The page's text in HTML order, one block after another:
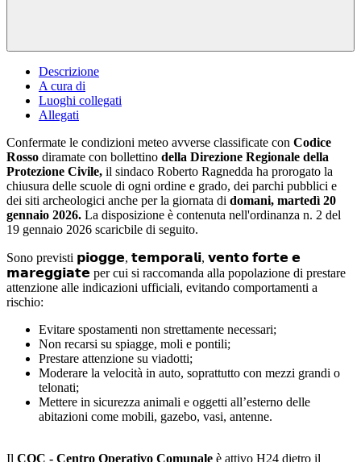
Descrizione
A cura di
Luoghi collegati
Allegati
Confermate le condizioni meteo avverse classificate con Codice
Rosso diramate con bollettino della Direzione Regionale della
Protezione Civile, il sindaco Roberto Ragnedda ha prorogato la
chiusura delle scuole di ogni ordine e grado, dei parchi pubblici e
dei siti archeologici anche per la giornata di domani, martedì 20
gennaio 2026. La disposizione è contenuta nell'ordinanza n. 2 del
19 gennaio 2026 scaricbile di seguito.
Sono previsti 𝗽𝗶𝗼𝗴𝗴𝗲, 𝘁𝗲𝗺𝗽𝗼𝗿𝗮𝗹𝗶, 𝘃𝗲𝗻𝘁𝗼 𝗳𝗼𝗿𝘁𝗲 𝗲
𝗺𝗮𝗿𝗲𝗴𝗴𝗶𝗮𝘁𝗲 per cui si raccomanda alla popolazione di prestare
attenzione alle indicazioni ufficiali, evitando comportamenti a
rischio:
Evitare spostamenti non strettamente necessari;
Non recarsi su spiagge, moli e pontili;
Prestare attenzione su viadotti;
Moderare la velocità in auto, soprattutto con mezzi grandi o
telonati;
Mettere in sicurezza animali e oggetti all’esterno delle
abitazioni come mobili, gazebo, vasi, antenne.
Il COC - Centro Operativo Comunale è attivo H24 dietro il